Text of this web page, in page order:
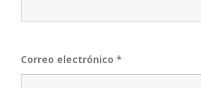
Correo electrónico *